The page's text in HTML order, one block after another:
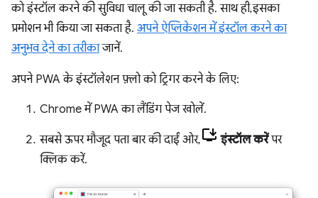
को इंस्टॉल करने की सुविधा चालू की जा सकती है. साथ ही, इसका
प्रमोशन भी किया जा सकता है. अपने ऐप्लिकेशन में इंस्टॉल करने का
अनुभव देने का तरीकाजानें.
अपने PWA के इंस्टॉलेशन फ़्लो को ट्रिगर करने के लिए:
Chrome में PWA का लैंडिंग पेज खोलें.
सबसे ऊपर मौजूद पता बार की दाईं ओर, इंस्टॉल करेंपर
क्लिक करें.